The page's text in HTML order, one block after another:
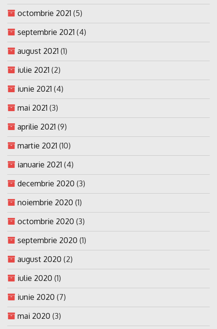
octombrie 2021 (5)
septembrie 2021 (4)
august 2021 (1)
iulie 2021 (2)
iunie 2021 (4)
mai 2021 (3)
aprilie 2021 (9)
martie 2021 (10)
ianuarie 2021 (4)
decembrie 2020 (3)
noiembrie 2020 (1)
octombrie 2020 (3)
septembrie 2020 (1)
august 2020 (2)
iulie 2020 (1)
iunie 2020 (7)
mai 2020 (3)